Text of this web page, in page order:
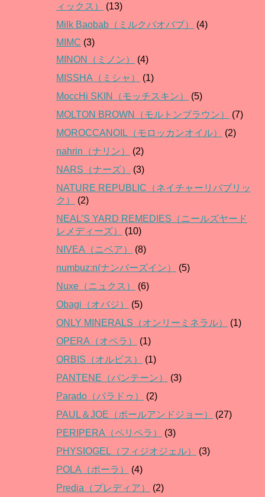
ィックス）
(13)
Milk Baobab（ミルクバオバブ）
(4)
MIMC (3)
MINON（ミノン）
(4)
MISSHA（ミシャ）
(1)
MoccHi SKIN（モッチスキン）
(5)
MOLTON BROWN（モルトンブラウン）
(7)
MOROCCANOIL（モロッカンオイル）
(2)
nahrin（ナリン）
(2)
NARS（ナーズ）
(3)
NATURE REPUBLIC（ネイチャーリパブリッ
ク）
(2)
NEAL’S YARD REMEDIES（ニールズヤード
レメディーズ）
(10)
NIVEA（ニベア）
(8)
numbuz:n(ナンバーズイン）
(5)
Nuxe（ニュクス）
(6)
Obagi（オバジ）
(5)
ONLY MINERALS（オンリーミネラル）
(1)
OPERA（オペラ）
(1)
ORBIS（オルビス）
(1)
PANTENE（パンテーン）
(3)
Parado（パラドゥ）
(2)
PAUL＆JOE（ポールアンドジョー）
(27)
PERIPERA（ペリペラ）
(3)
PHYSIOGEL（フィジオジェル）
(3)
POLA（ポーラ）
(4)
Predia（プレディア）
(2)